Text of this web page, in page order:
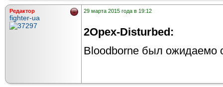
Редактор
fighter-ua
29 марта 2015 года в 19:12
2Opex-Disturbed:
Bloodborne был ожидаемо